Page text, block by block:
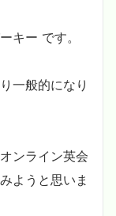
キー です。
一般的になり
ンライン英会
ようと思いま